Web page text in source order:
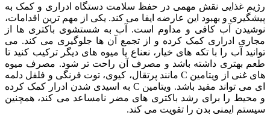
رژیم غذایی نقش مهمی در حفظ سلامت دستگاه ادراری و کمک به
پیشگیری و بهبود این عارضه ایفا می کند. یکی از مهم ترین اقدامات،
نوشیدن آب کافی و مداوم است. آب به شستشوی باکتری ها از
مجاری ادراری کمک کرده و از تجمع آن ها جلوگیری می کند. می
توانید آب را با تکه های خیار، نعناع یا میوه های دیگر ترکیب کنید تا
طعم بهتری داشته باشد و مصرف آن راحت تر شود. مصرف میوه
های غنی از ویتامین C مانند پرتقال، کیوی، توت فرنگی و فلفل دلمه
ای می تواند مفید باشد. ویتامین C به اسیدی شدن ادرار کمک کرده
و محیط را برای رشد باکتری های مضر نامساعد می کند، همچنین
سیستم ایمنی بدن را تقویت می کند.